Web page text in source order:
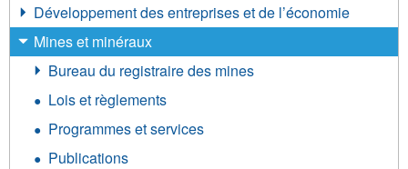
Développement des entreprises et de l’économie
Mines et minéraux
Bureau du registraire des mines
Lois et règlements
Programmes et services
Publications